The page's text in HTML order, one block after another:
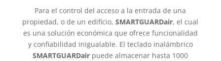
Para el control del acceso a la entrada de una
propiedad, o de un edificio,SMARTGUARDair, el cual
es una solución económica que ofrece funcionalidad
y confiabilidad inigualable. El teclado inalámbrico
SMARTGUARDair puede almacenar hasta 1000